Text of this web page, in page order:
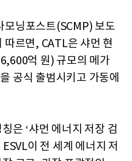
닝포스트(SCMP) 보도
따르면, CATL은 샤먼 현
억 원) 규모의 메가
공식 출범시키고 가동에
은 ‘샤먼 에너지 저장 검
이 전 세계 에너지 저